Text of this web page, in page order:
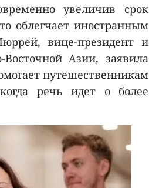
увеличив срок
облегчает иностранным
вице-президент и
Азии, заявила
путешественникам
речь идет о более